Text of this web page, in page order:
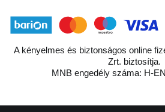
A kényelmes és biztonságos online
Zrt. biztosítja.
MNB engedély száma: H-